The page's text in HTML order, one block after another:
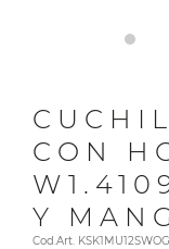
CON
Y
Cod.Art.